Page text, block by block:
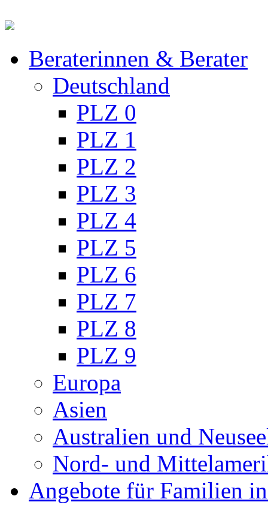
Beraterinnen & Berater
Deutschland
PLZ 0
PLZ 1
PLZ 2
PLZ 3
PLZ 4
PLZ 5
PLZ 6
PLZ 7
PLZ 8
PLZ 9
Europa
Asien
Australien und
Nord- und
Angebote für Familien